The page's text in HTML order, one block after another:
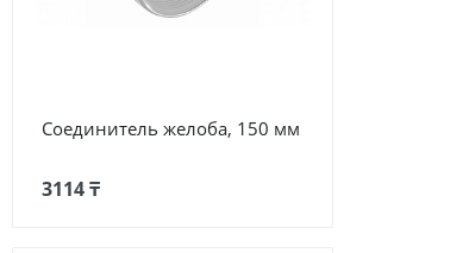
Соединитель желоба, 150 мм
3114 ₸